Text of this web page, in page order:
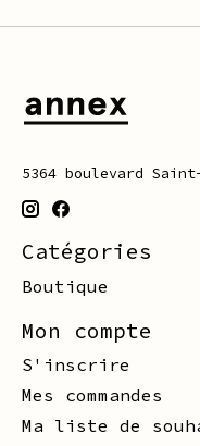
5364 boulevard
Catégories
Boutique
Mon compte
S'inscrire
Mes commandes
Ma liste de